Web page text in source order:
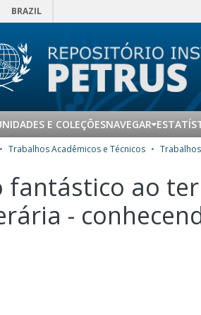
BRAZIL
E COLEÇÕESNAVEGAR
Trabalhos Acadêmicos e Técnicos
fantástico ao
-